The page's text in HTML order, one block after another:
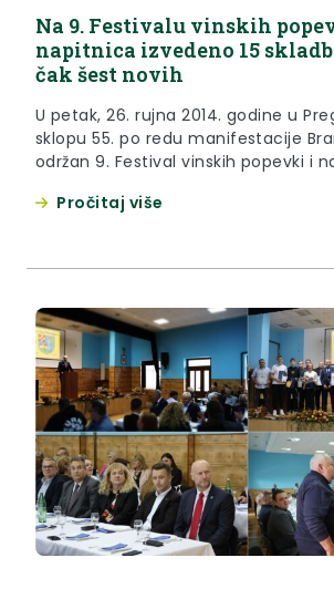
Na 9. Festivalu vinskih
napitnica izvedeno 15
čak šest novih
U petak, 26. rujna 2014. godine u
sklopu 55. po redu manifestacije
održan 9. Festival vinskih popevki i
zamjenica župana Jasna Petek, koja
Pročitaj više